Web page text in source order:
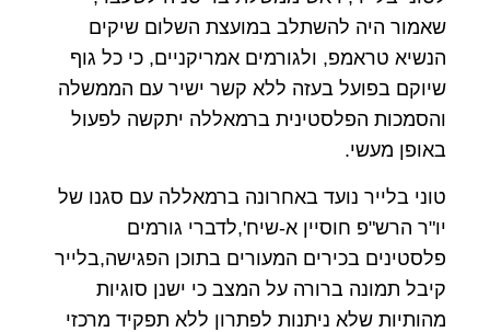
שאמור היה להשתלב במועצת השלום שיקים
הנשיא טראמפ, ולגורמים אמריקניים, כי כל גוף
שיוקם בפועל בעזה ללא קשר ישיר עם הממשלה
והסמכות הפלסטינית ברמאללה יתקשה לפעול
באופן מעשי.
טוני בלייר נועד באחרונה ברמאללה עם סגנו של
יו"ר הרש"פ חוסיין א-שיח',לדברי גורמים
פלסטינים בכירים המעורים בתוכן הפגישה,בלייר
קיבל תמונה ברורה על המצב כי ישנן סוגיות
מהותיות שלא ניתנות לפתרון ללא תפקיד מרכזי